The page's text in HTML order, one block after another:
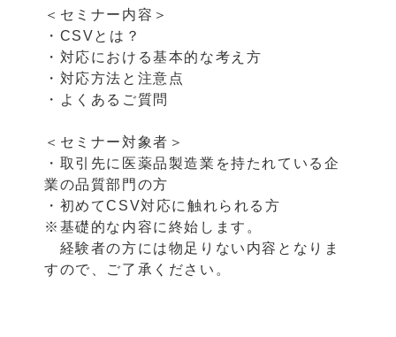
＜セミナー内容＞
・CSVとは？
・対応における基本的な考え方
・対応方法と注意点
・よくあるご質問
＜セミナー対象者＞
・取引先に医薬品製造業を持たれている企
業の品質部門の方
・初めてCSV対応に触れられる方
※基礎的な内容に終始します。
経験者の方には物足りない内容となりま
すので、ご了承ください。